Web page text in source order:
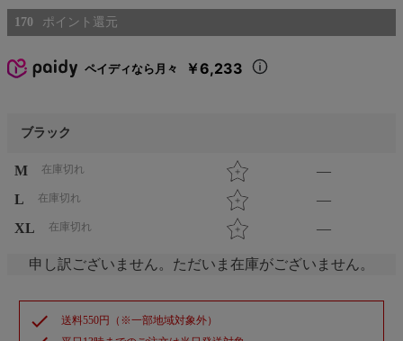
170
ペイディなら月々 ￥6,233
ブラック
M 在庫切れ
—
L
在庫切れ
—
XL
在庫切れ —
申し訳ございません。ただいま在庫がございません。
check 送料550円（※一部地域対象外）